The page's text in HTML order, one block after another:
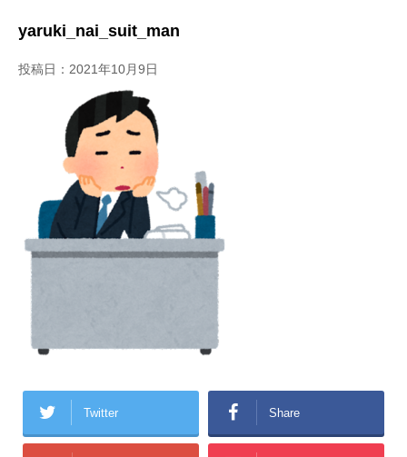
yaruki_nai_suit_man
投稿日： 2021年10月9日
Twitter Share